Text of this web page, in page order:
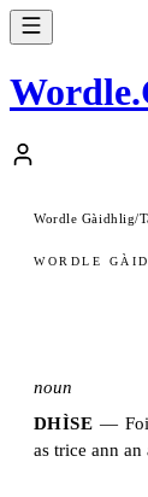
Wordle.
Wordle Gàidhlig/
WORDLE
noun
DHÌSE —
as trice ann an